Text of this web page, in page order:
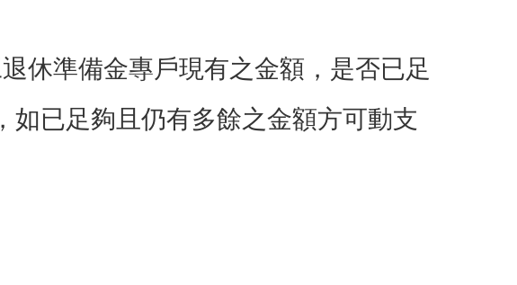
休準備金專戶現有之金額，是否已足
如已足夠且仍有多餘之金額方可動支